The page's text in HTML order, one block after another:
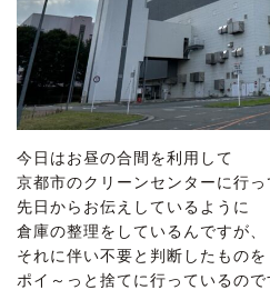
今日はお昼の合間を利用して
京都市のクリーンセンターに行っ
先日からお伝えしているように
倉庫の整理をしているんですが、
それに伴い不要と判断したものを
ポイ～っと捨てに行っているので